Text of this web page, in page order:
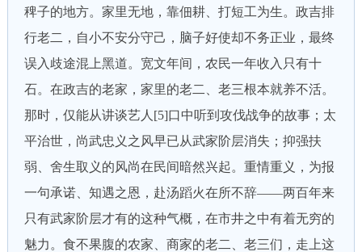
稗子的地方。家里无地，靠佃耕、打短工为生。政吉排
行老二，自小不安分守己，脑子好使却不务正业，最终
误入歧途混上黑道。宽文年间，农民一年收入只有十
石。在政吉的老家，家里的老二、老三根本就养不活。
那时，仅能从讲谈艺人[5]口中听到攻伐战争的故事；太
平治世，尚武忠义之风早已从武家阶层消失；抑强扶
弱、舍生取义的风尚在民间暗然兴起。重情重义，为报
一句承诺、知遇之恩，赴汤蹈火在所不辞——两百年来
只有武家阶层才有的这种气概，在市井之中有着无穷的
魅力。食不果腹的农家、商家的老二、老三们，走上这